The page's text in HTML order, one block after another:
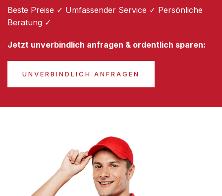
Beste Preise ✓ Umfassender Service ✓ Persönliche
Beratung ✓
Jetzt unverbindlich anfragen & ordentlich sparen:
UNVERBINDLICH ANFRAGEN